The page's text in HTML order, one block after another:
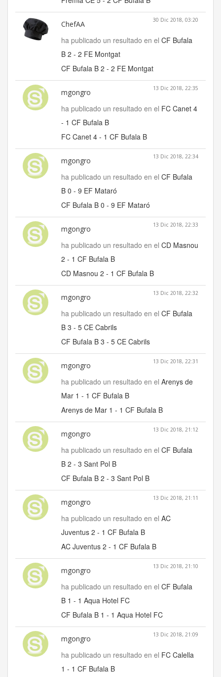
ChefAA 30 Dic 2018, 03:20
ha publicado un resultado en el CF Bufala
B 2 - 2 FE Montgat
CF Bufala B 2 - 2 FE Montgat
mgongro 13 Dic 2018, 22:35
ha publicado un resultado en el FC Canet 4
- 1 CF Bufala B
FC Canet 4 - 1 CF Bufala B
mgongro 13 Dic 2018, 22:34
ha publicado un resultado en el CF Bufala
B 0 - 9 EF Mataró
CF Bufala B 0 - 9 EF Mataró
mgongro 13 Dic 2018, 22:33
ha publicado un resultado en el CD Masnou
2 - 1 CF Bufala B
CD Masnou 2 - 1 CF Bufala B
mgongro 13 Dic 2018, 22:32
ha publicado un resultado en el CF Bufala
B 3 - 5 CE Cabrils
CF Bufala B 3 - 5 CE Cabrils
mgongro 13 Dic 2018, 22:31
ha publicado un resultado en el Arenys de
Mar 1 - 1 CF Bufala B
Arenys de Mar 1 - 1 CF Bufala B
mgongro 13 Dic 2018, 21:12
ha publicado un resultado en el CF Bufala
B 2 - 3 Sant Pol B
CF Bufala B 2 - 3 Sant Pol B
mgongro 13 Dic 2018, 21:11
ha publicado un resultado en el AC
Juventus 2 - 1 CF Bufala B
AC Juventus 2 - 1 CF Bufala B
mgongro 13 Dic 2018, 21:10
ha publicado un resultado en el CF Bufala
B 1 - 1 Aqua Hotel FC
CF Bufala B 1 - 1 Aqua Hotel FC
mgongro 13 Dic 2018, 21:09
ha publicado un resultado en el FC Calella
1 - 1 CF Bufala B